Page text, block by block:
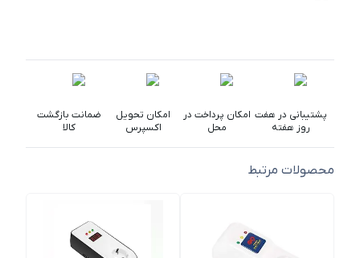
پشتیبانی در هفت
روز هفته
امکان پرداخت در
محل
امکان تحویل
اکسپرس
ضمانت بازگشت
کالا
محصولات مرتبط